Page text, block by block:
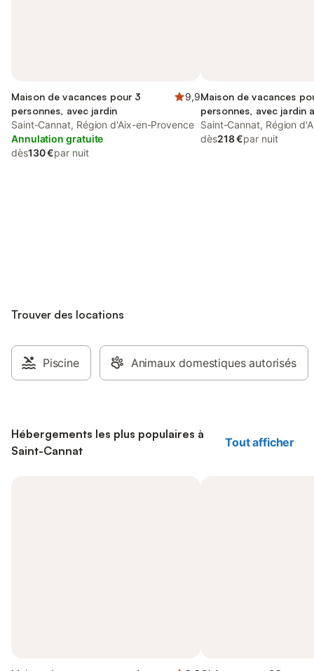
Maison de vacances pour 3
personnes, avec jardin
9,9
Saint-Cannat, Région d'Aix-en-Provence
Annulation gratuite
dès130 €par nuit
Maison de vacances
personnes, avec jardin
piscine et terrasse
Saint-Cannat, Région
dès218 €par nuit
Trouver des locations
Piscine Animaux domestiques autorisés
Hébergements les plus populaires à
Saint-Cannat
Tout afficher